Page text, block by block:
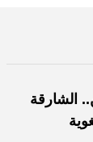
لـ 4 فائزين.. الشارقة